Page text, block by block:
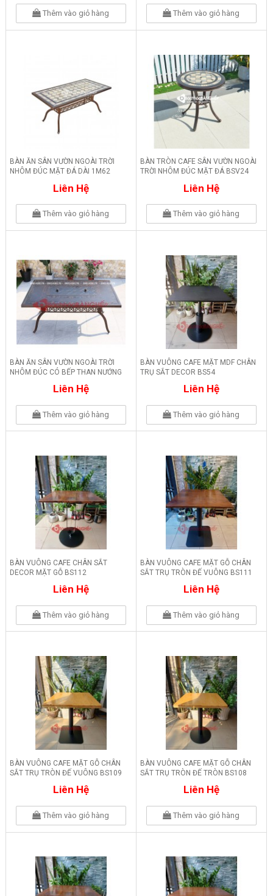
Thêm vào giỏ hàng Thêm vào giỏ hàng
BÀN ĂN SÂN VƯỜN NGOÀI TRỜI
NHÔM ĐÚC MẶT ĐÁ DÀI 1M62
Liên Hệ
Thêm vào giỏ hàng
BÀN TRÒN CAFE SÂN VƯỜN NGOÀI
TRỜI NHÔM ĐÚC MẶT ĐÁ BSV24
Liên Hệ
Thêm vào giỏ hàng
BÀN ĂN SÂN VƯỜN NGOÀI TRỜI
NHÔM ĐÚC CÓ BẾP THAN NƯỚNG
Liên Hệ
Thêm vào giỏ hàng
BÀN VUÔNG CAFE MẶT MDF CHÂN
TRỤ SẮT DECOR BS54
Liên Hệ
Thêm vào giỏ hàng
BÀN VUÔNG CAFE CHÂN SẮT
DECOR MẶT GỖ BS112
Liên Hệ
Thêm vào giỏ hàng
BÀN VUÔNG CAFE MẶT GỖ CHÂN
SẮT TRỤ TRÒN ĐẾ VUÔNG BS111
Liên Hệ
Thêm vào giỏ hàng
BÀN VUÔNG CAFE MẶT GỖ CHÂN
SẮT TRỤ TRÒN ĐẾ VUÔNG BS109
Liên Hệ
Thêm vào giỏ hàng
BÀN VUÔNG CAFE MẶT GỖ CHÂN
SẮT TRỤ TRÒN ĐẾ TRÒN BS108
Liên Hệ
Thêm vào giỏ hàng